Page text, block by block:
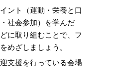
ント（運動・栄養と口
社会参加）を学んだ
に取り組むことで、フ
めざしましょう。
支援を行っている会場